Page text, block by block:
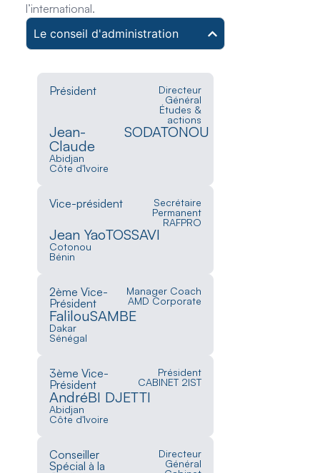
l’international.
Le conseil d'administration
Président
Directeur
Général
Études &
actions
Jean-
Claude
SODATONOU
Abidjan
Côte d'Ivoire
Vice-président
Secrétaire
Permanent
RAFPRO
Jean YaoTOSSAVI
Cotonou
Bénin
2ème Vice-
Président
Manager Coach
AMD Corporate
FalilouSAMBE
Dakar
Sénégal
3ème Vice-
Président
Président
CABINET 2IST
AndréBI DJETTI
Abidjan
Côte d'Ivoire
Conseiller
Spécial à la
Directeur
Général